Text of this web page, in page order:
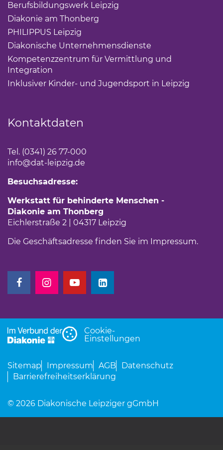
Berufsbildungswerk Leipzig
Diakonie am Thonberg
PHILIPPUS Leipzig
Diakonische Unternehmensdienste
Kompetenzzentrum für Vermittlung und
Integration
Inklusiver Kinder- und Jugendsport in Leipzig
Kontaktdaten
Tel. (0341) 26 77-000
info@dat-leipzig.de
Besuchsadresse:
Werkstatt für behinderte Menschen -
Diakonie am Thonberg
Eichlerstraße 2 | 04317 Leipzig
Die Geschäftsadresse finden Sie im Impressum.
(Link öffnet einen neuen Tab)
(Link öffnet einen neuen Tab)
(Link öffnet einen neuen Tab)
(Link öffnet einen neuen Tab)
Cookie-
Einstellungen
Sitemap Impressum AGB
Datenschutz
Barrierefreiheitserklärung
© 2026 Diakonische Leipziger gGmbH